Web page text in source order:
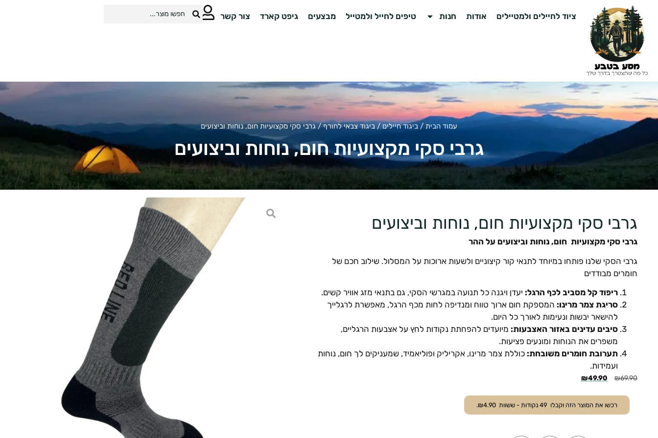
ציוד לחיילים ולמטיילים אודות חנות טיפים לחייל ולמטייל מבצעים גיפט קארד צור קשר
עמוד הבית/ביגוד חיילים/ביגוד צבאי לחורף/ גרבי סקי מקצועיות חום, נוחות וביצועים
גרבי סקי מקצועיות חום, נוחות וביצועים
גרבי סקי מקצועיות חום, נוחות וביצועים
גרבי סקי מקצועיות חום, נוחות וביצועים על ההר
גרבי הסקי שלנו פותחו במיוחד לתנאי קור קיצוניים ולשעות ארוכות על המסלול. שילוב חכם של
חומרים מבודדים
ריפוד קל מסביב לכף הרגל: יעדן ויגנה כל תנועה במגרשי הסקי, גם בתנאי מזג אוויר קשים.
סריגת צמר מרינו: המספקת חום ארוך טווח ומנדיפה לחות מכף הרגל, מאפשרת לרגלייך
להישאר יבשות ונעימות לאורך כל היום.
סיבים עדינים באזור האצבעות: מיועדים להפחתת נקודות לחץ על אצבעות הרגליים,
משפרים את הנוחות ומונעים פציעות.
תערובת חומרים משובחת: כוללת צמר מרינו, אקריליק ופוליאמיד, שמעניקים לך חום, נוחות
ועמידות.
₪69.90
₪49.90
רכשו את המוצר הזה וקבלו 49 נקודות - ששוות ₪4.90
.